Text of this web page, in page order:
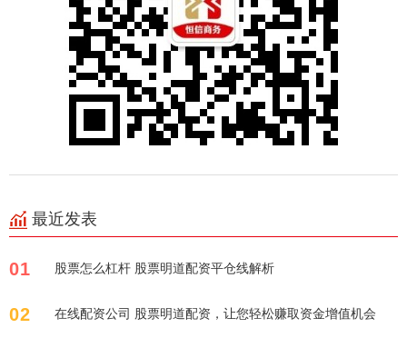
最近发表
01 股票怎么杠杆 股票明道配资平仓线解析
02 在线配资公司 股票明道配资，让您轻松赚取资金增值机会